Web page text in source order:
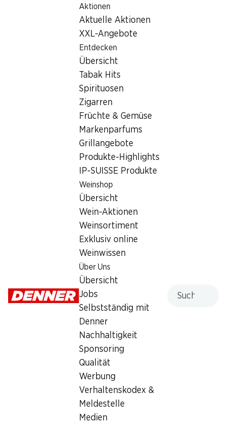
Aktionen
Aktuelle Aktionen
XXL-Angebote
Entdecken
Übersicht
Tabak Hits
Spirituosen
Zigarren
Früchte & Gemüse
Markenparfums
Grillangebote
Produkte-Highlights
IP-SUISSE Produkte
Weinshop
Übersicht
Wein-Aktionen
Weinsortiment
Exklusiv online
Weinwissen
Über Uns
Übersicht
Jobs
Selbstständig mit
Denner
Nachhaltigkeit
Sponsoring
Qualität
Werbung
Verhaltenskodex &
Meldestelle
Medien
Filialsuche
Denner Filiale Aarbergstrasse 3, 3294 Büren a. A
3294 Büren a. A
Aarbergstrasse 3, 3294 Büren a. A
Öffnungszeiten
Montag 07:30 - 19:00
Bargeldbezug mit Post - / M-Card